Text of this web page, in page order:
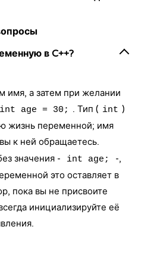
в C++?
имя, а затем при желании
int age = 30; . Тип ( int )
жизнь переменной; имя
к ней обращаетесь.
значения -
int age;
-,
это оставляет в
пока вы не присвоите
инициализируйте её